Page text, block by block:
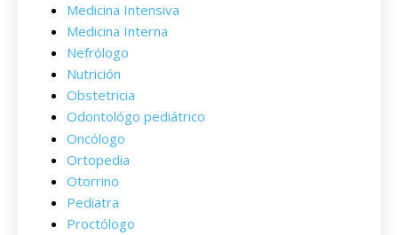
Medicina Intensiva
Medicina Interna
Nefrólogo
Nutrición
Obstetricia
Odontológo pediátrico
Oncólogo
Ortopedia
Otorrino
Pediatra
Proctólogo